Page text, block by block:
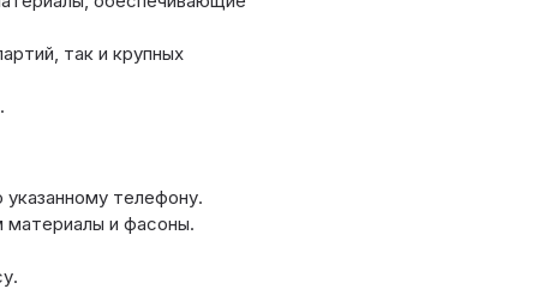
так и крупных
указанному телефону.
и фасоны.